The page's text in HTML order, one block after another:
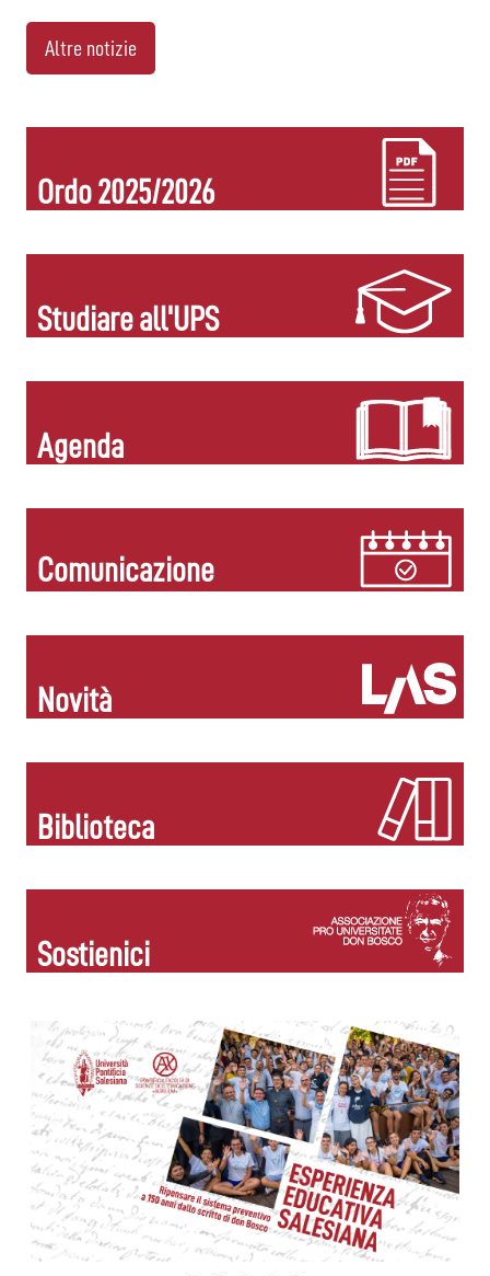
Altre notizie
Ordo 2025/2026
Studiare all'UPS
Agenda
Comunicazione
Novità
Biblioteca
Sostienici